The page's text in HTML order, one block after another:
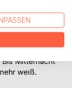
Menschen
- und zwei
Bis Mitternacht
weiß.